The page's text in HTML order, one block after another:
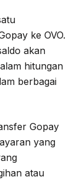
ke OVO.
akan
hitungan
berbagai
Gopay
yang
atau